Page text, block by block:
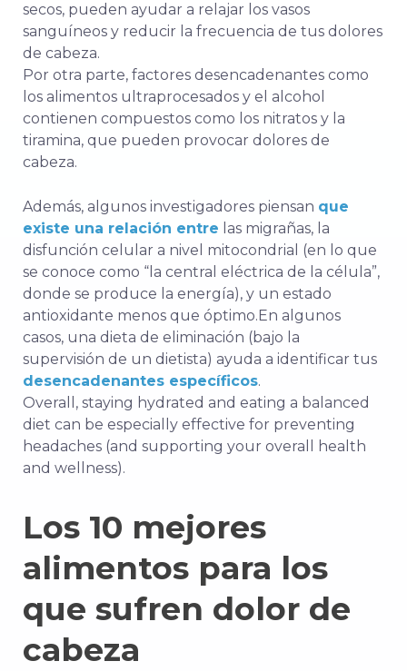
secos, pueden ayudar a relajar los vasos
sanguíneos y reducir la frecuencia de tus dolores
de cabeza.
Por otra parte, factores desencadenantes como
los alimentos ultraprocesados y el alcohol
contienen compuestos como los nitratos y la
tiramina, que pueden provocar dolores de
cabeza.
Además, algunos investigadores piensan que
existe una relación entre las migrañas, la
disfunción celular a nivel mitocondrial (en lo que
se conoce como “la central eléctrica de la célula”,
donde se produce la energía), y un estado
antioxidante menos que óptimo. En algunos
casos, una dieta de eliminación (bajo la
supervisión de un dietista) ayuda a identificar tus
desencadenantes específicos.
Overall, staying hydrated and eating a balanced
diet can be especially effective for preventing
headaches (and supporting your overall health
and wellness).
Los 10 mejores
alimentos para los
que sufren dolor de
cabeza